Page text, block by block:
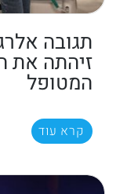
תגובה
זיהתה את
המטופל
קרא עוד